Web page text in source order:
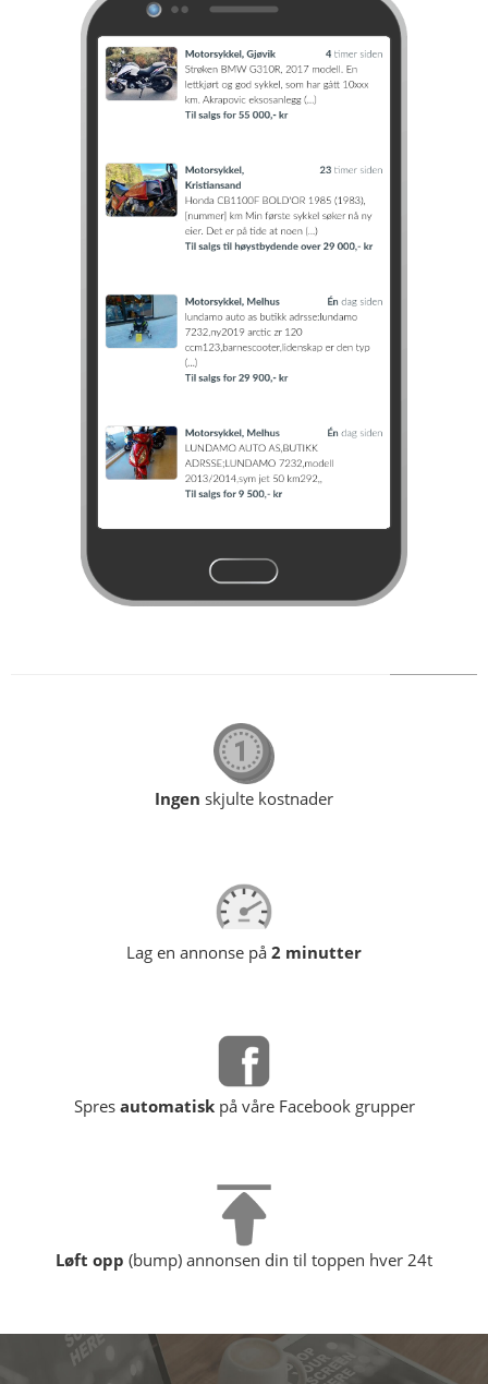
Ingen skjulte kostnader
Lag en annonse på 2 minutter
Spres automatiskpå våre Facebook grupper
Løft opp (bump) annonsen din til toppen hver 24t